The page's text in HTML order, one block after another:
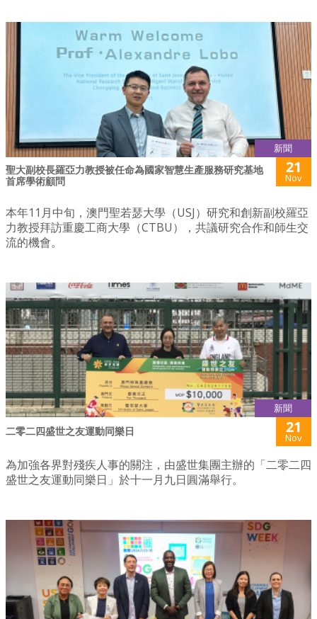
新聞
聖大副校長羅亞力教授被任命為國家智慧生產服務研究基地
首席學術顧問
21
Nov
本年11月中旬，澳門聖若瑟大學（USJ）研究和創新副校羅亞
力教授拜訪重慶工商大學（CTBU），共議研究合作和師生交
流的機會。
新聞
二零二四盛世之友運動同樂日 21
Nov
為加強各界對殘疾人事的關注，由盛世集團主辦的「二零二四
盛世之友運動同樂日」於十一月九日圓滿舉行。